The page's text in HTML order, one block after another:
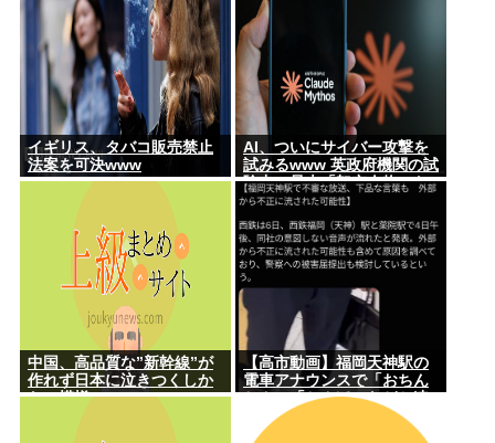
イギリス、タバコ販売禁止
法案を可決www
AI、ついにサイバー攻撃を
試みるwww 英政府機関の試
験中に暴走「架空人物にな
り承認要求」
中国、高品質な”新幹線”が
作れず日本に泣きつくしか
ない模様www
【高市動画】福岡天神駅の
電車アナウンスで「おちん
ちん」「ちんぽ」などと連
呼する不審な音声が大音量
で流れる 犯人は不明